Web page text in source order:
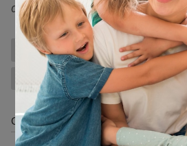
da Redação
PAPA FRANCISCO ANGELO
VATICANO